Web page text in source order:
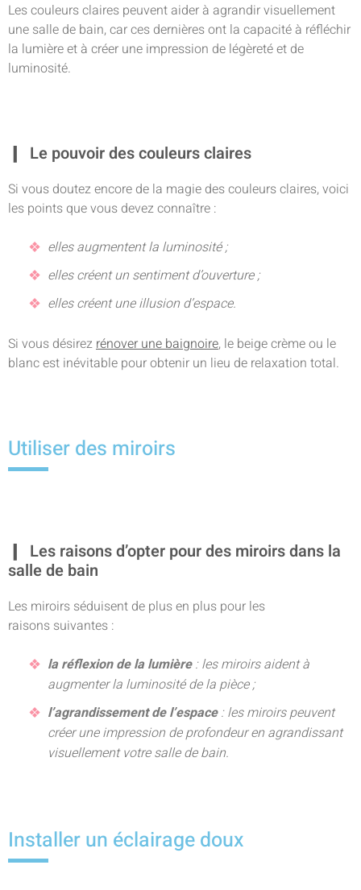
Les couleurs claires peuvent aider à agrandir visuellement
une salle de bain, car ces dernières ont la capacité à réfléchir
la lumière et à créer une impression de légèreté et de
luminosité.
Le pouvoir des couleurs claires
Si vous doutez encore de la magie des couleurs claires, voici
les points que vous devez connaître :
elles augmentent la luminosité ;
elles créent un sentiment d’ouverture ;
elles créent une illusion d’espace.
Si vous désirezrénover une baignoire, le beige crème ou le
blanc est inévitable pour obtenir un lieu de relaxation total.
Utiliser des miroirs
Les raisons d’opter pour des miroirs dans la
salle de bain
Les miroirs séduisent de plus en plus pour les
raisons suivantes :
la réflexion de la lumière: les miroirs aident à
augmenter la luminosité de la pièce ;
l’agrandissement de l’espace: les miroirs peuvent
créer une impression de profondeur en agrandissant
visuellement votre salle de bain.
Installer un éclairage doux